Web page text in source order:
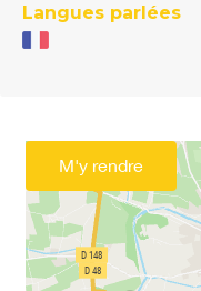
Langues parlées
M'y rendre